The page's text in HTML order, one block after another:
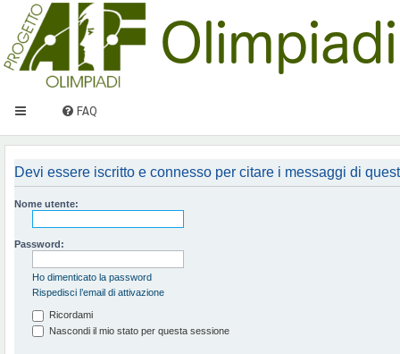
FAQ
Devi essere iscritto e connesso per citare i messaggi di
Nome utente:
Password:
Ho dimenticato la password
Rispedisci l’email di attivazione
Ricordami
Nascondi il mio stato per questa sessione